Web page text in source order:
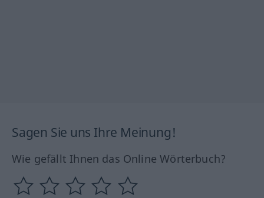
Sagen Sie uns Ihre Meinung!
Wie gefällt Ihnen das Online Wörterbuch?